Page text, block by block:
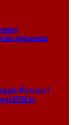
approvata
Marcucci
2026 in